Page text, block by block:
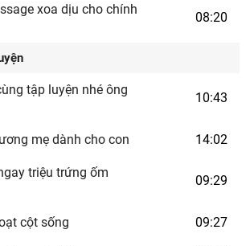
xoa dịu cho chính
08:20
tập luyện nhé ông
10:43
mẹ dành cho con 14:02
triệu trứng ốm
09:29
cột sống 09:27